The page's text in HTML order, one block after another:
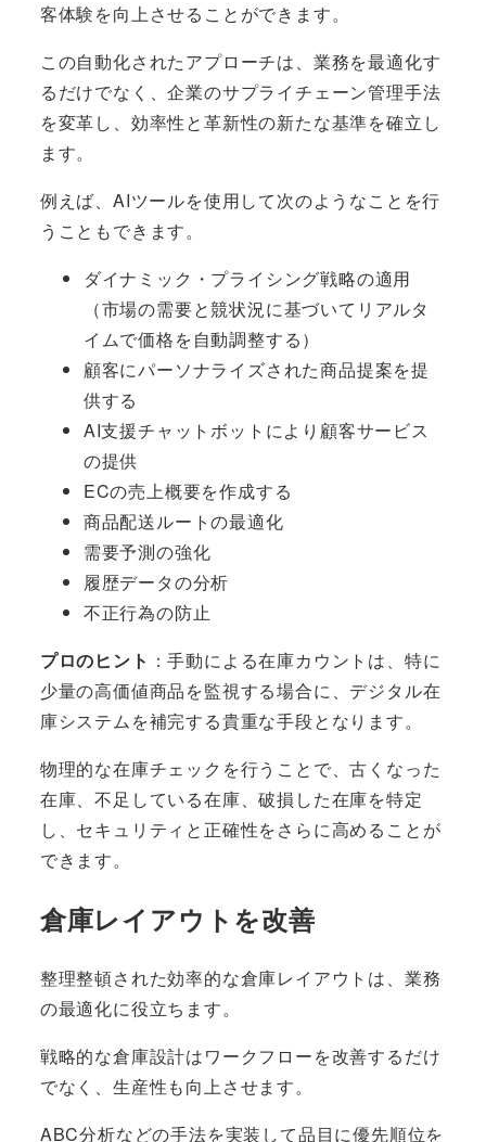
客体験を向上させることができます。
この自動化されたアプローチは、業務を最適化す
るだけでなく、企業のサプライチェーン管理手法
を変革し、効率性と革新性の新たな基準を確立し
ます。
例えば、AIツールを使用して次のようなことを行
うこともできます。
ダイナミック・プライシング戦略の適用
（市場の需要と競状況に基づいてリアルタ
イムで価格を自動調整する）
顧客にパーソナライズされた商品提案を提
供する
AI支援チャットボットにより顧客サービス
の提供
ECの売上概要を作成する
商品配送ルートの最適化
需要予測の強化
履歴データの分析
不正行為の防止
プロのヒント ：手動による在庫カウントは、特に
少量の高価値商品を監視する場合に、デジタル在
庫システムを補完する貴重な手段となります。
物理的な在庫チェックを行うことで、古くなった
在庫、不足している在庫、破損した在庫を特定
し、セキュリティと正確性をさらに高めることが
できます。
倉庫レイアウトを改善
整理整頓された効率的な倉庫レイアウトは、業務
の最適化に役立ちます。
戦略的な倉庫設計はワークフローを改善するだけ
でなく、生産性も向上させます。
ABC分析などの手法を実装して品目に優先順位を